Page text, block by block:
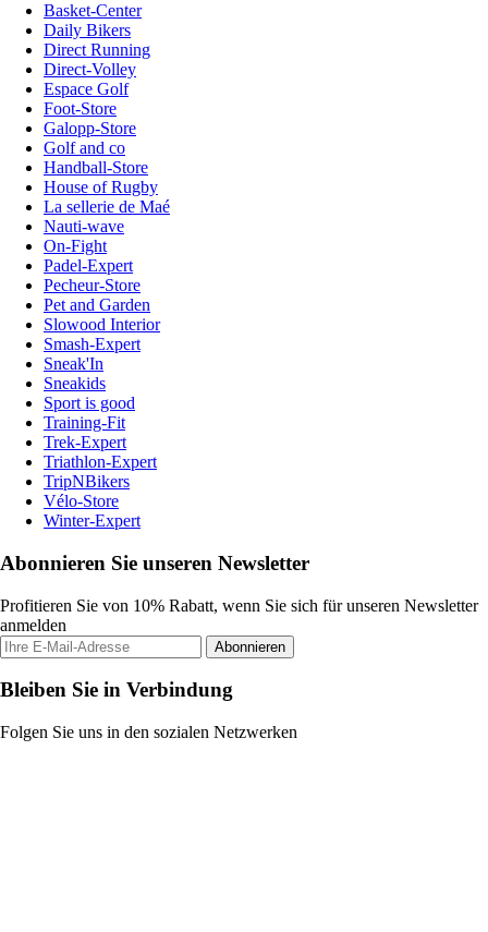
Basket-Center
Daily Bikers
Direct Running
Direct-Volley
Espace Golf
Foot-Store
Galopp-Store
Golf and co
Handball-Store
House of Rugby
La sellerie de Maé
Nauti-wave
On-Fight
Padel-Expert
Pecheur-Store
Pet and Garden
Slowood Interior
Smash-Expert
Sneak'In
Sneakids
Sport is good
Training-Fit
Trek-Expert
Triathlon-Expert
TripNBikers
Vélo-Store
Winter-Expert
Abonnieren Sie unseren Newsletter
Profitieren Sie von 10% Rabatt, wenn Sie sich für unseren Newsletter
anmelden
Abonnieren
Bleiben Sie in Verbindung
Folgen Sie uns in den sozialen Netzwerken